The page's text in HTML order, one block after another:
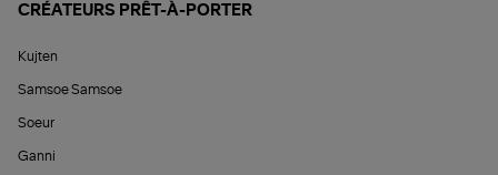
CRÉATEURS PRÊT-À-PORTER
Kujten
Samsoe Samsoe
Soeur
Ganni